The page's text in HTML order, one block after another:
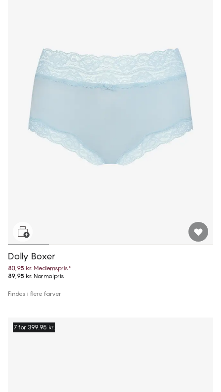
Dolly Boxer
80,95 kr. Medlemspris*
89,95 kr. Normalpris
Findes i flere farver
7 for 399.95 kr.